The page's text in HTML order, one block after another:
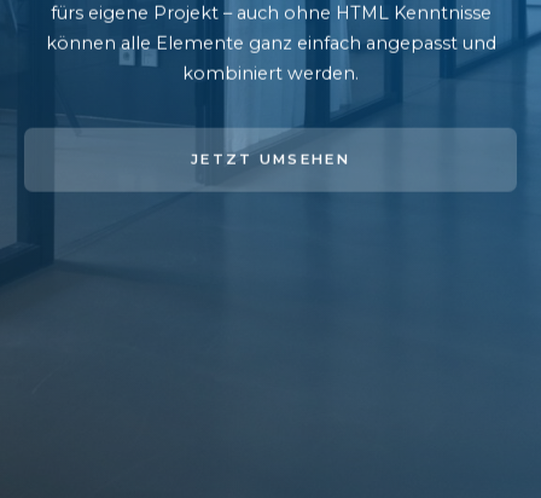
fürs eigene Projekt – auch ohne HTML Kenntnisse
können alle Elemente ganz einfach angepasst und
kombiniert werden.
JETZT UMSEHEN